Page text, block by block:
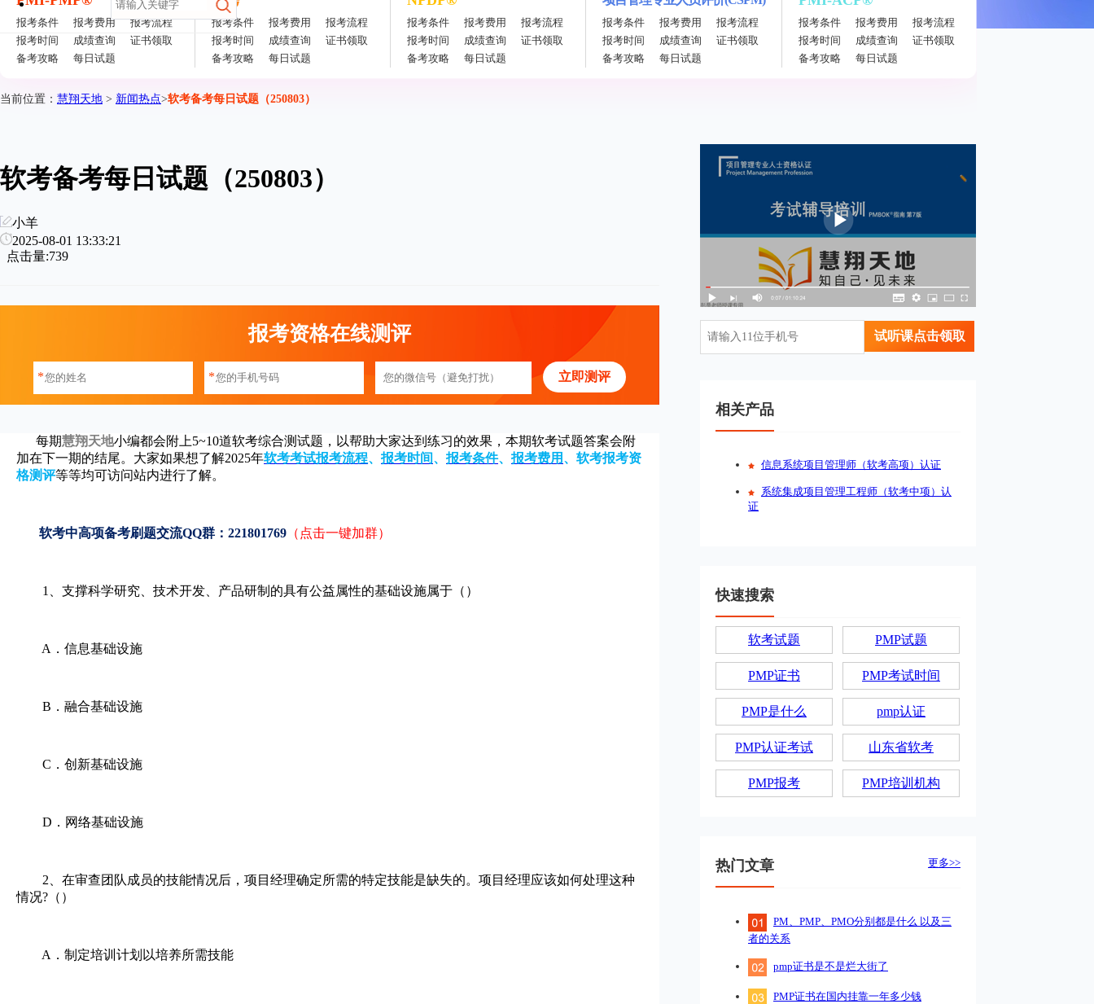
报考条件 报考费用
报考流程
报考时间
成绩查询
证书领取
备考攻略
每日试题
报考条件 报考费用
报考流程
报考时间
成绩查询
证书领取
备考攻略
每日试题
报考条件 报考费用
报考流程
报考时间
成绩查询
证书领取
备考攻略
每日试题
报考条件 报考费用
报考流程
报考时间
成绩查询
证书领取
备考攻略
每日试题
报考条件 报考费用
报考流程
报考时间
成绩查询
证书领取
备考攻略
每日试题
当前位置： 慧翔天地 > 新闻热点>软考备考每日试题（250803）
软考备考每日试题（250803）
小羊
2025-08-01 13:33:21
点击量:739
报考资格在线测评
* * 立即测评
每期慧翔天地小编都会附上5~10道软考综合测试题，以帮助大家达到练习的效果，本期软考试题答案会附
加在下一期的结尾。大家如果想了解2025年软考考试报考流程、 报考时间、 报考条件、 报考费用 、 软考报考资
格测评等等均可访问站内进行了解。
软考中高项备考刷题交流QQ群：221801769 （点击一键加群）
1、支撑科学研究、技术开发、产品研制的具有公益属性的基础设施属于（）
A．信息基础设施
B．融合基础设施
C．创新基础设施
D．网络基础设施
2、在审查团队成员的技能情况后，项目经理确定所需的特定技能是缺失的。项目经理应该如何处理这种
情况?（）
A．制定培训计划以培养所需技能
试听课点击领取
相关产品
信息系统项目管理师（软考高项）认证
系统集成项目管理工程师（软考中项）认
证
快速搜索
软考试题 PMP试题
PMP证书 PMP考试时间
PMP是什么 pmp认证
PMP认证考试 山东省软考
PMP报考 PMP培训机构
热门文章 更多>>
PM、PMP、PMO分别都是什么 以及三
者的关系
pmp证书是不是烂大街了
PMP证书在国内挂靠一年多少钱